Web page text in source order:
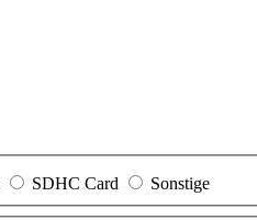
SDHC Card
Sonstige